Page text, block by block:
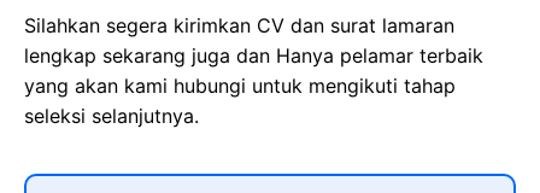
Silahkan segera kirimkan CV dan surat lamaran
lengkap sekarang juga dan Hanya pelamar terbaik
yang akan kami hubungi untuk mengikuti tahap
seleksi selanjutnya.